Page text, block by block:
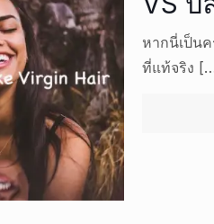
หากนี่เป็น
ที่แท้จริง